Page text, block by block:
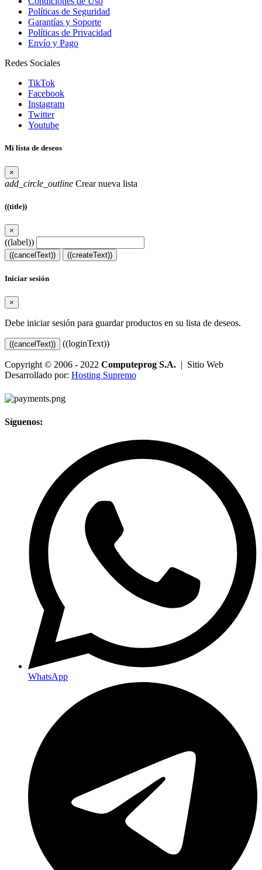
Políticas de Seguridad
Garantías y Soporte
Políticas de Privacidad
Envío y Pago
Redes Sociales
TikTok
Facebook
Instagram
Twitter
Youtube
Mi lista de deseos
×
add_circle_outline Crear nueva lista
((title))
×
((label))
((cancelText)) ((createText))
Iniciar sesión
×
Debe iniciar sesión para guardar productos en su lista de deseos.
((cancelText)) ((loginText))
Copyright © 2006 - 2022 Computeprog S.A. | Sitio Web
Desarrollado por: Hosting Supremo
Síguenos:
WhatsApp